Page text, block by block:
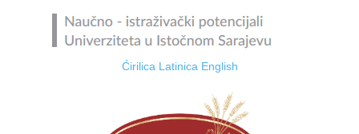
Ćirilica Latinica English